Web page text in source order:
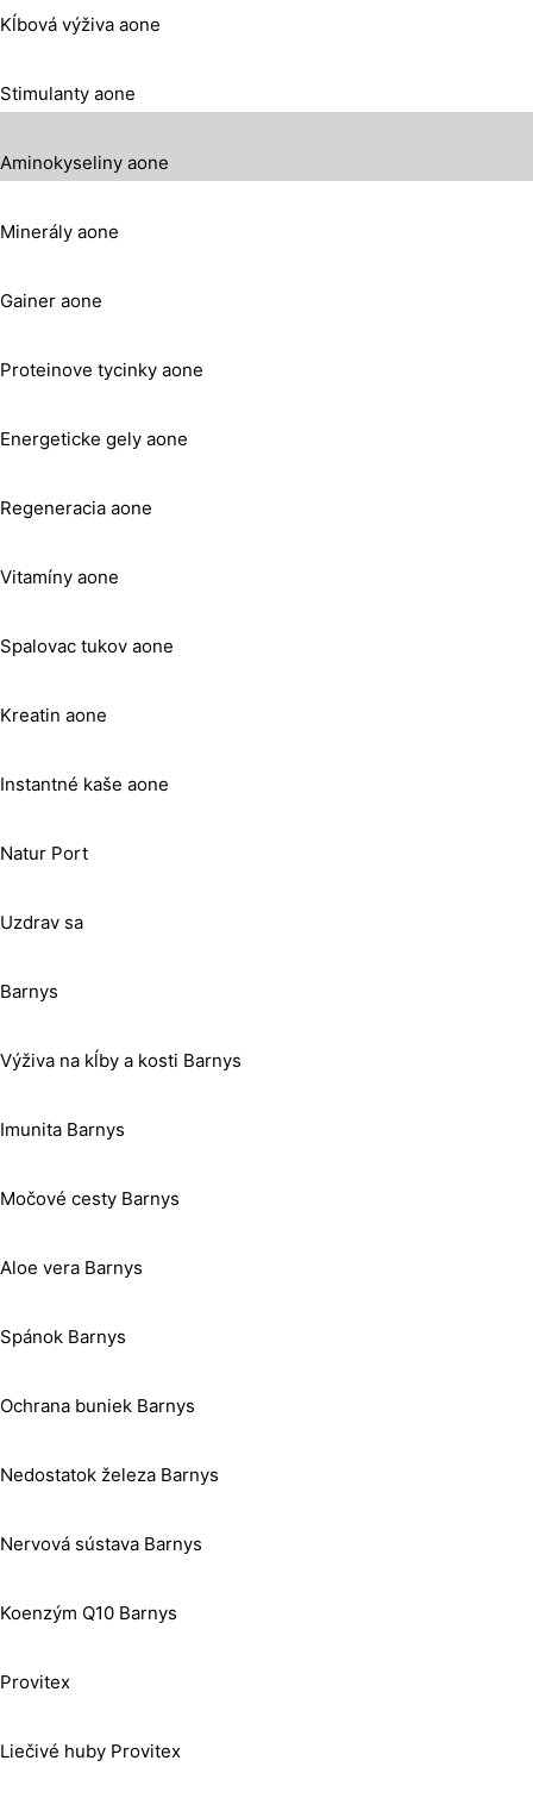
Kĺbová výživa aone
Stimulanty aone
Aminokyseliny aone
Minerály aone
Gainer aone
Proteinove tycinky aone
Energeticke gely aone
Regeneracia aone
Vitamíny aone
Spalovac tukov aone
Kreatin aone
Instantné kaše aone
Natur Port
Uzdrav sa
Barnys
Výživa na kĺby a kosti Barnys
Imunita Barnys
Močové cesty Barnys
Aloe vera Barnys
Spánok Barnys
Ochrana buniek Barnys
Nedostatok železa Barnys
Nervová sústava Barnys
Koenzým Q10 Barnys
Provitex
Liečivé huby Provitex